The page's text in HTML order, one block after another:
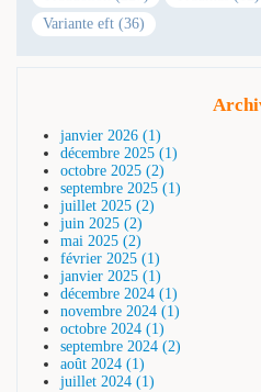
Variante eft (36)
janvier 2026 (1)
décembre 2025 (1)
octobre 2025 (2)
septembre 2025 (1)
juillet 2025 (2)
juin 2025 (2)
mai 2025 (2)
février 2025 (1)
janvier 2025 (1)
décembre 2024 (1)
novembre 2024 (1)
octobre 2024 (1)
septembre 2024 (2)
août 2024 (1)
juillet 2024 (1)